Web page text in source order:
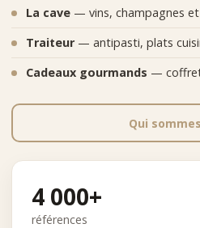
La cave — vins, champagnes
Traiteur — antipasti, plats
Cadeaux gourmands —
Qui
4 000+
références